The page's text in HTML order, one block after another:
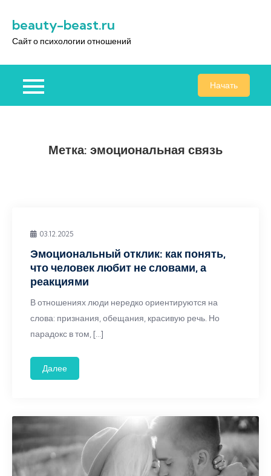
содержимому
beauty-beast.ru
Сайт о психологии отношений
Начать
Метка: эмоциональная связь
03.12.2025
Эмоциональный отклик: как понять,
что человек любит не словами, а
реакциями
В отношениях люди нередко ориентируются на
слова: признания, обещания, красивую речь. Но
парадокс в том, […]
Далее